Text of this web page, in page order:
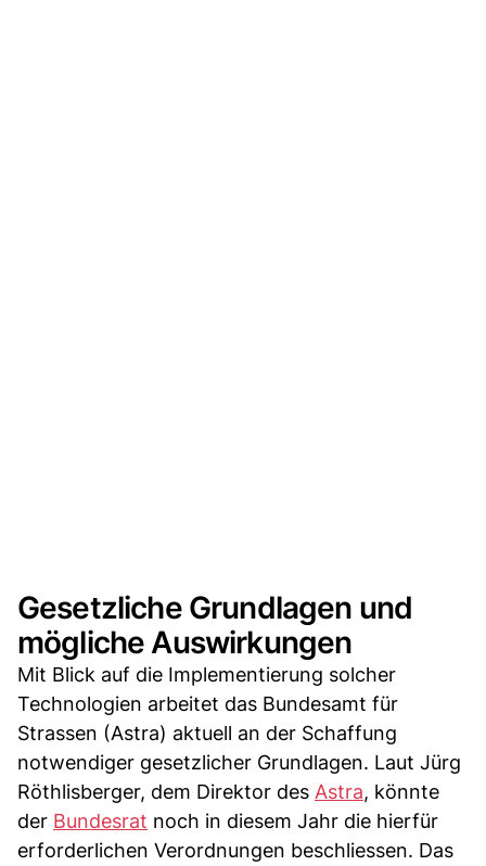
Gesetzliche Grundlagen und
mögliche Auswirkungen
Mit Blick auf die Implementierung solcher
Technologien arbeitet das Bundesamt für
Strassen (Astra) aktuell an der Schaffung
notwendiger gesetzlicher Grundlagen. Laut Jürg
Röthlisberger, dem Direktor des Astra, könnte
der Bundesrat noch in diesem Jahr die hierfür
erforderlichen Verordnungen beschliessen. Das